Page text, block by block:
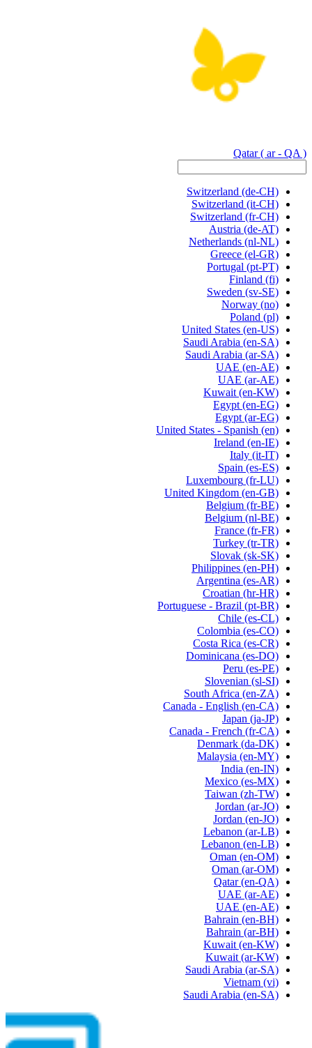
Qatar ( ar - QA )
Switzerland (de-CH)
Switzerland (it-CH)
Switzerland (fr-CH)
Austria (de-AT)
Netherlands (nl-NL)
Greece (el-GR)
Portugal (pt-PT)
Finland (fi)
Sweden (sv-SE)
Norway (no)
Poland (pl)
United States (en-US)
Saudi Arabia (en-SA)
Saudi Arabia (ar-SA)
UAE (en-AE)
UAE (ar-AE)
Kuwait (en-KW)
Egypt (en-EG)
Egypt (ar-EG)
United States - Spanish (en)
Ireland (en-IE)
Italy (it-IT)
Spain (es-ES)
Luxembourg (fr-LU)
United Kingdom (en-GB)
Belgium (fr-BE)
Belgium (nl-BE)
France (fr-FR)
Turkey (tr-TR)
Slovak (sk-SK)
Philippines (en-PH)
Argentina (es-AR)
Croatian (hr-HR)
Portuguese - Brazil (pt-BR)
Chile (es-CL)
Colombia (es-CO)
Costa Rica (es-CR)
Dominicana (es-DO)
Peru (es-PE)
Slovenian (sl-SI)
South Africa (en-ZA)
Canada - English (en-CA)
Japan (ja-JP)
Canada - French (fr-CA)
Denmark (da-DK)
Malaysia (en-MY)
India (en-IN)
Mexico (es-MX)
Taiwan (zh-TW)
Jordan (ar-JO)
Jordan (en-JO)
Lebanon (ar-LB)
Lebanon (en-LB)
Oman (en-OM)
Oman (ar-OM)
Qatar (en-QA)
UAE (ar-AE)
UAE (en-AE)
Bahrain (en-BH)
Bahrain (ar-BH)
Kuwait (en-KW)
Kuwait (ar-KW)
Saudi Arabia (ar-SA)
Vietnam (vi)
Saudi Arabia (en-SA)